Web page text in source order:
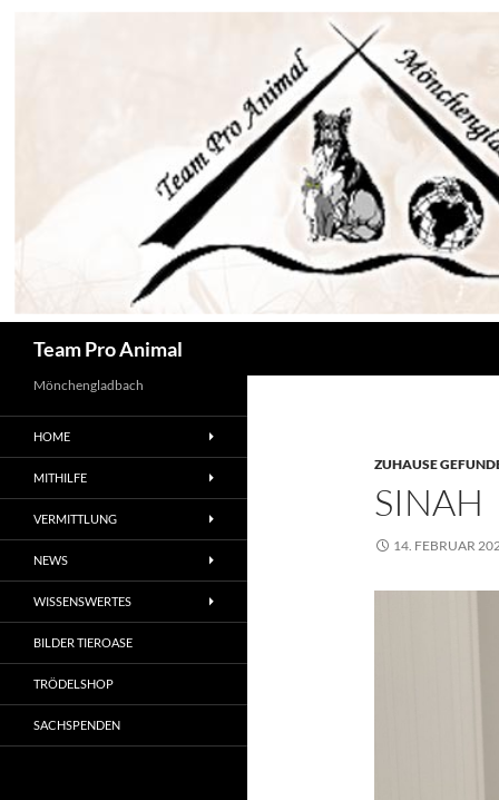
Team Pro Animal
ZUHAUSE
SINAH
14. FEBRUAR
Mönchengladbach
HOME
MITHILFE
VERMITTLUNG
NEWS
WISSENSWERTES
BILDER TIEROASE
TRÖDELSHOP
SACHSPENDEN